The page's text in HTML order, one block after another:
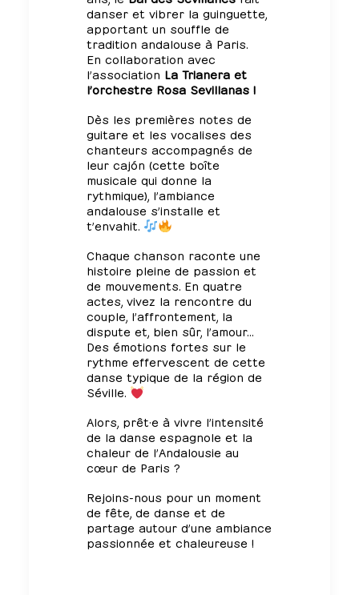
danser et vibrer la guinguette,
apportant un souffle de
tradition andalouse à Paris.
En collaboration avec
l’association La Trianera et
l’orchestre Rosa Sevillanas !
Dès les premières notes de
guitare et les vocalises des
chanteurs accompagnés de
leur cajón (cette boîte
musicale qui donne la
rythmique), l’ambiance
andalouse s’installe et
t’envahit.
Chaque chanson raconte une
histoire pleine de passion et
de mouvements. En quatre
actes, vivez la rencontre du
couple, l’affrontement, la
dispute et, bien sûr, l’amour…
Des émotions fortes sur le
rythme effervescent de cette
danse typique de la région de
Séville.
Alors, prêt·e à vivre l’intensité
de la danse espagnole et la
chaleur de l’Andalousie au
cœur de Paris ?
Rejoins-nous pour un moment
de fête, de danse et de
partage autour d’une ambiance
passionnée et chaleureuse !